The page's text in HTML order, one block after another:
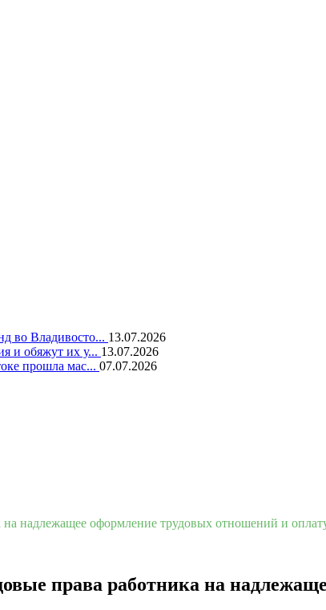
во Владивосто... 13.07.2026
и обяжут их у... 13.07.2026
прошла мас... 07.07.2026
надлежащее оформление трудовых отношений и
права работника на